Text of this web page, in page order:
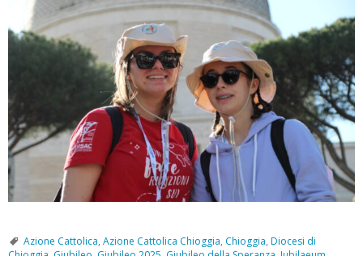
Azione Cattolica, Azione Cattolica Chioggia, Chioggia, Diocesi di